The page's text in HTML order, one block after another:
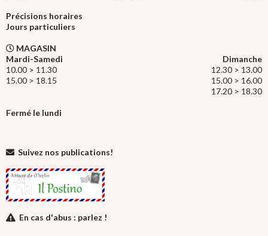
Précisions horaires
Jours particuliers
MAGASIN
Mardi-Samedi
Dimanche
10.00 > 11.30
12.30 > 13.00
15.00 > 18.15
15.00 > 16.00
17.20 > 18.30
Fermé le lundi
Suivez nos publications!
En cas d'abus : parlez !